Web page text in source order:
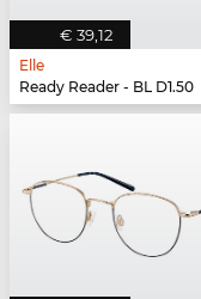
€ 39,12
Elle
Ready Reader - BL D1.50